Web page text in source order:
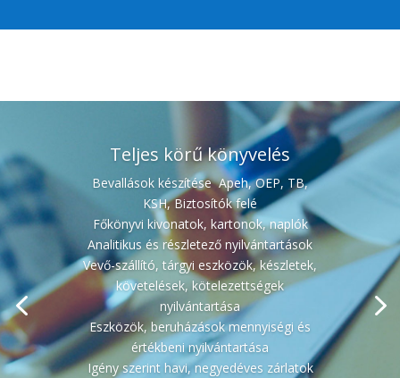
Teljes körű könyvelés
Bevallások készítése  Apeh, OEP, TB,
KSH, Biztosítók felé
Főkönyvi kivonatok, kartonok, naplók
Analitikus és részletező nyilvántartások
Vevő-szállító, tárgyi eszközök, készletek,
követelések, kötelezettségek
nyilvántartása
Eszközök, beruházások mennyiségi és
értékbeni nyilvántartása
Igény szerint havi, negyedéves zárlatok